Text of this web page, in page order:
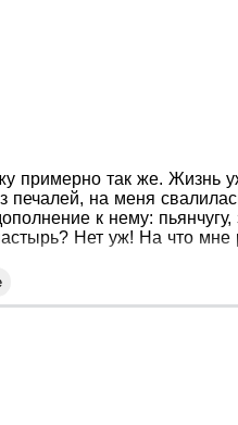
примерно так же. Жизнь
печалей, на меня
к нему:
Нет уж! На что мне